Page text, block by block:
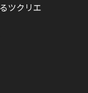
ツクリエ